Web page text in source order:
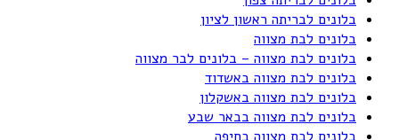
בלונים לבריתה ראשון לציון
בלונים לבת מצווה
בלונים לבת מצווה – בלונים לבר מצווה
בלונים לבת מצווה באשדוד
בלונים לבת מצווה באשקלון
בלונים לבת מצווה בבאר שבע